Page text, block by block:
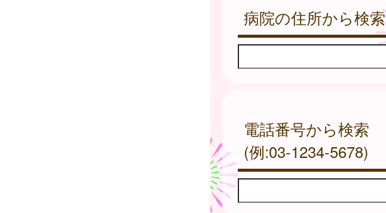
病院の住所から検索
電話番号から検索
(例:03-1234-5678)